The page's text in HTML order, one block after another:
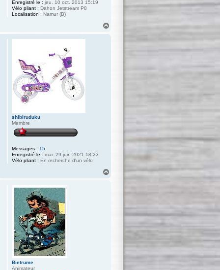
Enregistré le : jeu. 10 oct. 2013 15:19
Vélo pliant : Dahon Jetstream P8
Localisation : Namur (B)
shibiruduku
Membre
Messages : 15
Enregistré le : mar. 29 juin 2021 18:23
Vélo pliant : En recherche d'un vélo
Bietrume
Animateur